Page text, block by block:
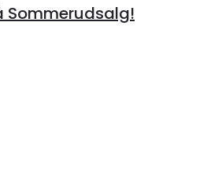
Sommerudsalg!